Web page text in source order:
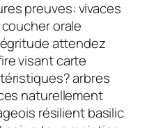
preuves: vivaces
orale
attendez
visant carte
arbres
naturellement
résilient basilic